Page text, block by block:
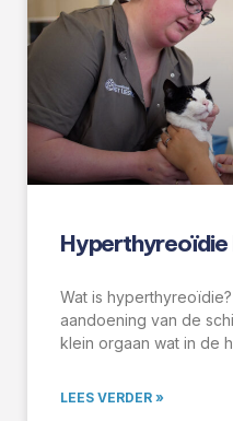
Hyperthyreoïdie
Wat is
aandoening van de
klein orgaan wat in de
LEES VERDER »